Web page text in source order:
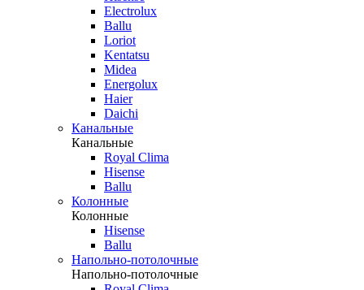
Electrolux
Ballu
Loriot
Kentatsu
Midea
Energolux
Haier
Daichi
Канальные
Канальные
Royal Clima
Hisense
Ballu
Колонные
Колонные
Hisense
Ballu
Напольно-потолочные
Напольно-потолочные